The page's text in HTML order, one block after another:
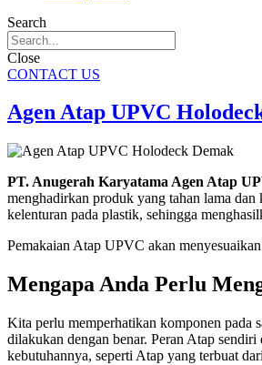
Search
Close
CONTACT US
Agen Atap UPVC
PT. Anugerah Karyatama Agen Atap
menghadirkan produk yang tahan lama
kelenturan pada plastik, sehingga
Pemakaian Atap UPVC akan
Mengapa Anda Perlu
Kita perlu memperhatikan komponen pada
dilakukan dengan benar. Peran Atap
kebutuhannya, seperti Atap yang terbuat